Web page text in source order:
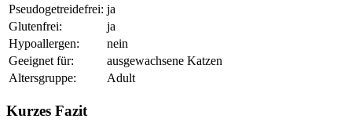
Pseudogetreidefrei: ja
Glutenfrei:
ja
Hypoallergen:
nein
Geeignet für:
ausgewachsene Katzen
Altersgruppe:
Adult
Kurzes Fazit